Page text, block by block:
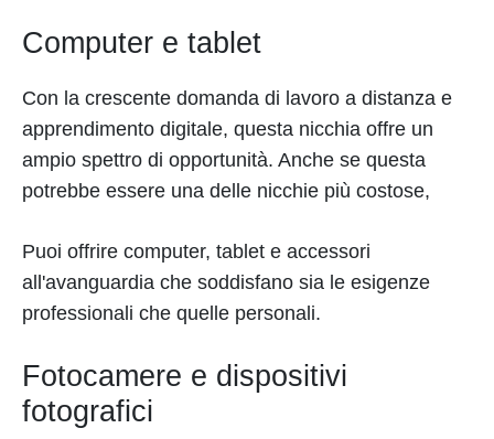
Computer e tablet
Con la crescente domanda di lavoro a distanza e
apprendimento digitale, questa nicchia offre un
ampio spettro di opportunità. Anche se questa
potrebbe essere una delle nicchie più costose,
Puoi offrire computer, tablet e accessori
all'avanguardia che soddisfano sia le esigenze
professionali che quelle personali.
Fotocamere e dispositivi
fotografici